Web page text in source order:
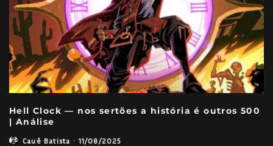
Hell Clock — nos sertões a história é outros 500
| Análise
Cauê Batista · 11/08/2025